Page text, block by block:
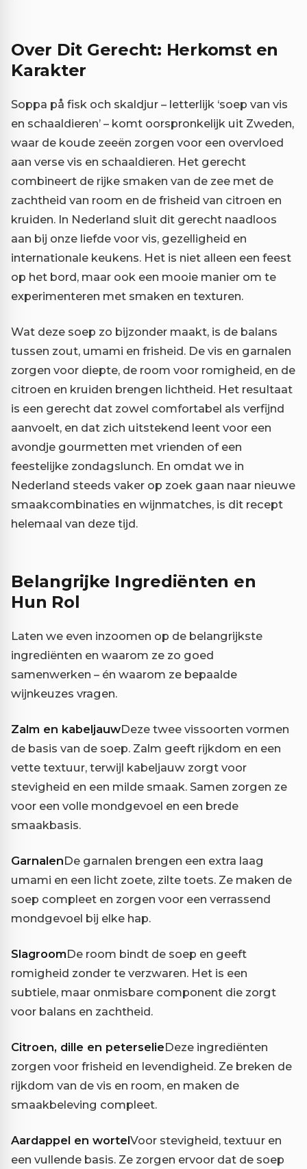
Over Dit Gerecht: Herkomst en
Karakter
Soppa på fisk och skaldjur – letterlijk ‘soep van vis
en schaaldieren’ – komt oorspronkelijk uit Zweden,
waar de koude zeeën zorgen voor een overvloed
aan verse vis en schaaldieren. Het gerecht
combineert de rijke smaken van de zee met de
zachtheid van room en de frisheid van citroen en
kruiden. In Nederland sluit dit gerecht naadloos
aan bij onze liefde voor vis, gezelligheid en
internationale keukens. Het is niet alleen een feest
op het bord, maar ook een mooie manier om te
experimenteren met smaken en texturen.
Wat deze soep zo bijzonder maakt, is de balans
tussen zout, umami en frisheid. De vis en garnalen
zorgen voor diepte, de room voor romigheid, en de
citroen en kruiden brengen lichtheid. Het resultaat
is een gerecht dat zowel comfortabel als verfijnd
aanvoelt, en dat zich uitstekend leent voor een
avondje gourmetten met vrienden of een
feestelijke zondagslunch. En omdat we in
Nederland steeds vaker op zoek gaan naar nieuwe
smaakcombinaties en wijnmatches, is dit recept
helemaal van deze tijd.
Belangrijke Ingrediënten en
Hun Rol
Laten we even inzoomen op de belangrijkste
ingrediënten en waarom ze zo goed
samenwerken – én waarom ze bepaalde
wijnkeuzes vragen.
Zalm en kabeljauwDeze twee vissoorten vormen
de basis van de soep. Zalm geeft rijkdom en een
vette textuur, terwijl kabeljauw zorgt voor
stevigheid en een milde smaak. Samen zorgen ze
voor een volle mondgevoel en een brede
smaakbasis.
GarnalenDe garnalen brengen een extra laag
umami en een licht zoete, zilte toets. Ze maken de
soep compleet en zorgen voor een verrassend
mondgevoel bij elke hap.
SlagroomDe room bindt de soep en geeft
romigheid zonder te verzwaren. Het is een
subtiele, maar onmisbare component die zorgt
voor balans en zachtheid.
Citroen, dille en peterselieDeze ingrediënten
zorgen voor frisheid en levendigheid. Ze breken de
rijkdom van de vis en room, en maken de
smaakbeleving compleet.
Aardappel en wortelVoor stevigheid, textuur en
een vullende basis. Ze zorgen ervoor dat de soep